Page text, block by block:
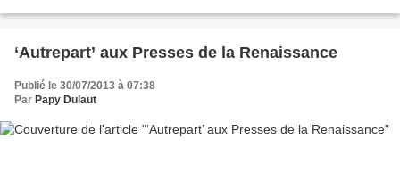
‘Autrepart’ aux Presses de la Renaissance
Publié le 30/07/2013 à 07:38
Par Papy Dulaut